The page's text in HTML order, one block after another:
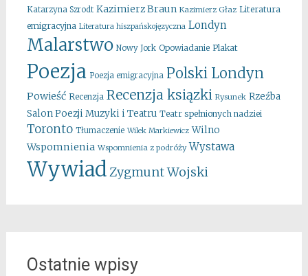
Katarzyna Szrodt Kazimierz Braun Kazimierz Głaz Literatura
emigracyjna Literatura hiszpańskojęzyczna Londyn
Malarstwo Nowy Jork Opowiadanie Plakat
Poezja Poezja emigracyjna Polski Londyn
Powieść Recenzja Recenzja ksiązki Rysunek Rzeźba
Salon Poezji Muzyki i Teatru Teatr spełnionych nadziei
Toronto Tłumaczenie Wilek Markiewicz Wilno
Wspomnienia Wspomnienia z podróży Wystawa
WywiadZygmunt Wojski
Ostatnie wpisy